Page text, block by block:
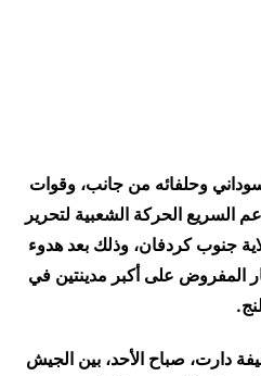
وحلفائه من جانب، وقوات
السريع الحركة الشعبية لتحرير
جنوب كردفان، وذلك بعد هدوء
على أكبر مدينتين في
دارت، صباح الأحد، بين الجيش